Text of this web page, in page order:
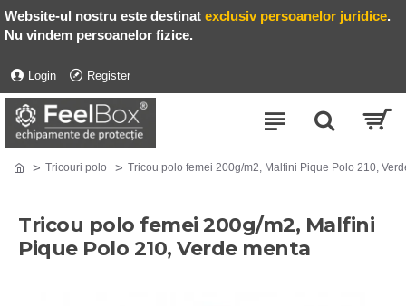
Website-ul nostru este destinat exclusiv persoanelor juridice.
Nu vindem persoanelor fizice.
Login Register
Tricouri polo Tricou polo femei 200g/m2, Malfini Pique Polo 210,
Tricou polo femei 200g/m2, Malfini
Pique Polo 210, Verde menta